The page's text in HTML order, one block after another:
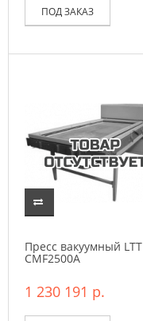
ПОД ЗАКАЗ
Пресс вакуумный LTT
CMF2500A
1 230 191 р.